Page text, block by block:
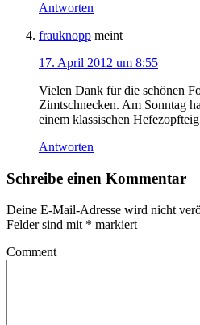
Antworten
frauknopp meint
17. April 2012 um 8:55
Vielen Dank für die schönen
Zimtschnecken. Am Sonntag
einem klassischen
Antworten
Schreibe einen Kommentar
Deine E-Mail-Adresse wird nicht
Felder sind mit * markiert
Comment